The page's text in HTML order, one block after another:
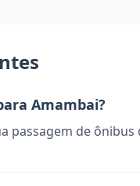
Amambai?
passagem de